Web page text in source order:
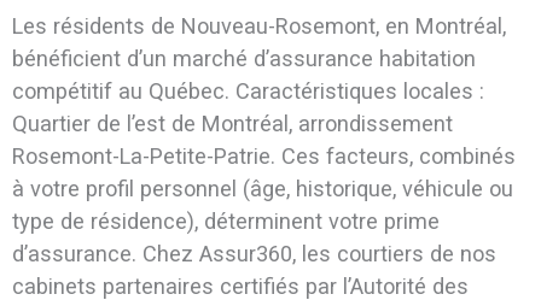
Les résidents de Nouveau-Rosemont, en Montréal,
bénéficient d’un marché d’assurance habitation
compétitif au Québec. Caractéristiques locales :
Quartier de l’est de Montréal, arrondissement
Rosemont-La-Petite-Patrie. Ces facteurs, combinés
à votre profil personnel (âge, historique, véhicule ou
type de résidence), déterminent votre prime
d’assurance. Chez Assur360, les courtiers de nos
cabinets partenaires certifiés par l’Autorité des